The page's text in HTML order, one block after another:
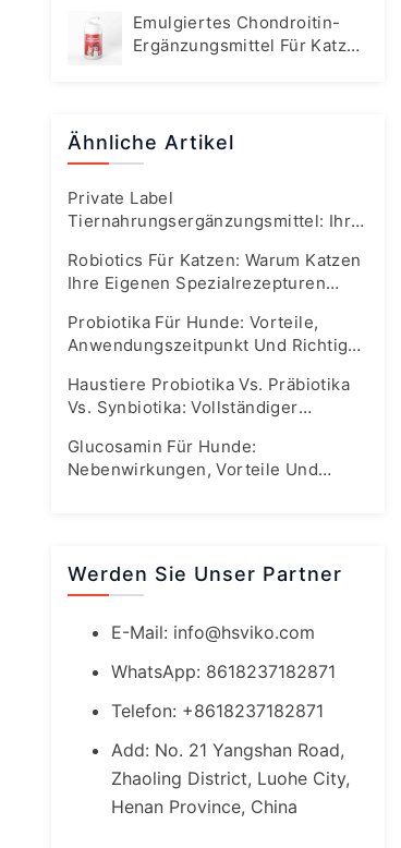
Emulgiertes Chondroitin-
Ergänzungsmittel Für Katzen
Ähnliche Artikel
Private Label
Tiernahrungsergänzungsmittel: Ihr
Boomenden Markt Von Heute
Robiotics Für Katzen: Warum Katzen
Ihre Eigenen Spezialrezepturen
Probiotika Für Hunde: Vorteile,
Anwendungszeitpunkt Und Richtige
Haustiere Probiotika Vs. Präbiotika
Vs. Synbiotika: Vollständiger
Glucosamin Für Hunde:
Nebenwirkungen, Vorteile Und
Werden Sie Unser Partner
E-Mail: info@hsviko.com
WhatsApp: 8618237182871
Telefon: +8618237182871
Add: No. 21 Yangshan Road,
Zhaoling District, Luohe City,
Henan Province, China